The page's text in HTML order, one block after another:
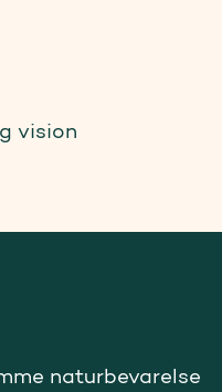
vision
naturbevarelse